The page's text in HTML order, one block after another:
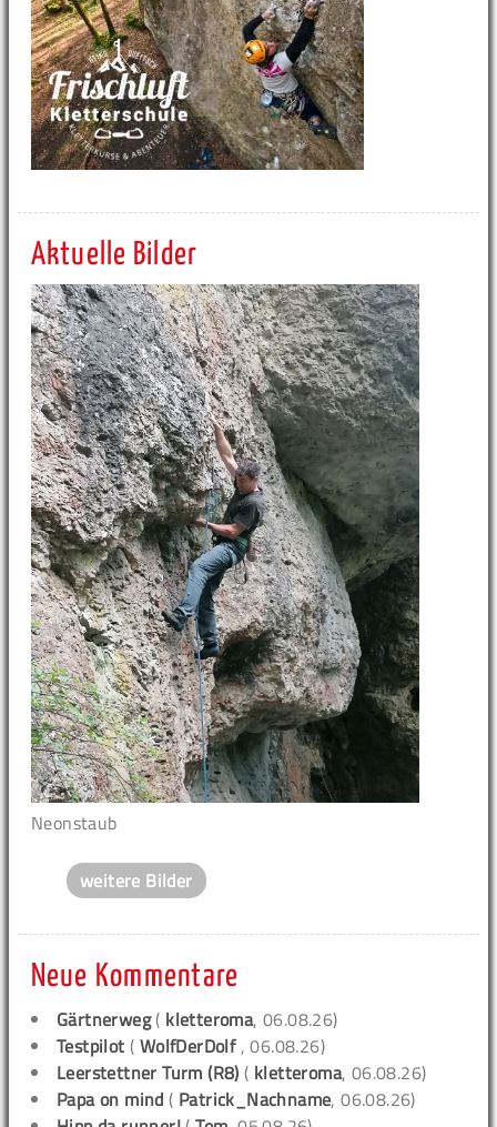
Aktuelle Bilder
Neonstaub
weitere Bilder
Neue Kommentare
Gärtnerweg( kletteroma, 06.08.26)
Testpilot ( WolfDerDolf , 06.08.26)
Leerstettner Turm (R8) ( kletteroma, 06.08.26)
Papa on mind ( Patrick_Nachname, 06.08.26)